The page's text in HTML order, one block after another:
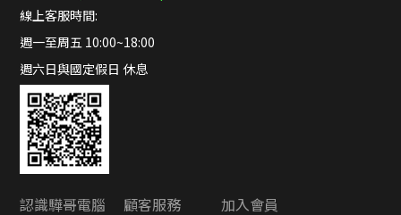
線上客服時間:
週一至周五 10:00~18:00
週六日與國定假日 休息
認識驊哥電腦 顧客服務 加入會員